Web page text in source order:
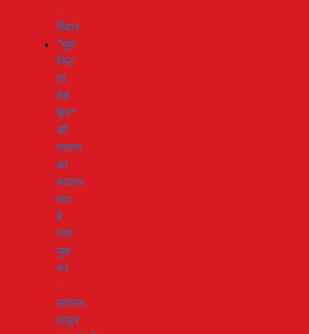
:
बिंदल
“युवा
फिट
तो
देश
हिट”
की
भावना
का
साकार
रूप
है
नमो
युवा
रन
:
जयराम
ठाकुर